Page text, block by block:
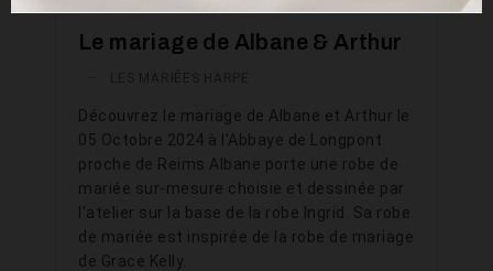
Le mariage de Albane & Arthur
Découvrez le mariage de Albane et Arthur le
05 Octobre 2024 à l'Abbaye de Longpont
proche de Reims Albane porte une robe de
mariée sur-mesure choisie et dessinée par
l'atelier sur la base de la robe Ingrid. Sa robe
de mariée est inspirée de la robe de mariage
de Grace Kelly.